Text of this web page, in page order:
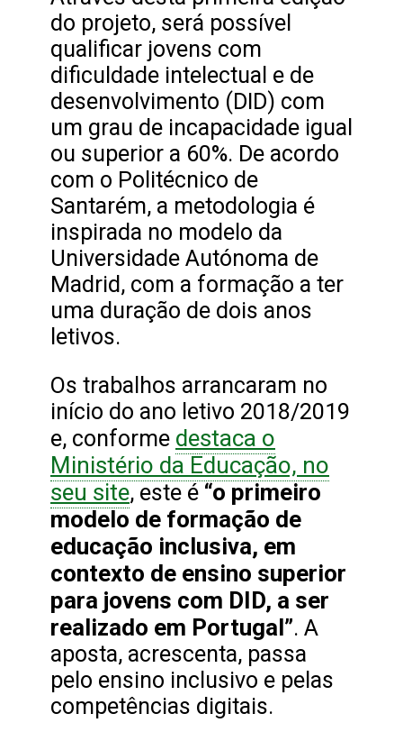
do projeto, será possível
qualificar jovens com
dificuldade intelectual e de
desenvolvimento (DID) com
um grau de incapacidade igual
ou superior a 60%. De acordo
com o Politécnico de
Santarém, a metodologia é
inspirada no modelo da
Universidade Autónoma de
Madrid, com a formação a ter
uma duração de dois anos
letivos.
Os trabalhos arrancaram no
início do ano letivo 2018/2019
e, conforme destaca o
Ministério da Educação, no
seu site, este é “o primeiro
modelo de formação de
educação inclusiva, em
contexto de ensino superior
para jovens com DID, a ser
realizado em Portugal”. A
aposta, acrescenta, passa
pelo ensino inclusivo e pelas
competências digitais.